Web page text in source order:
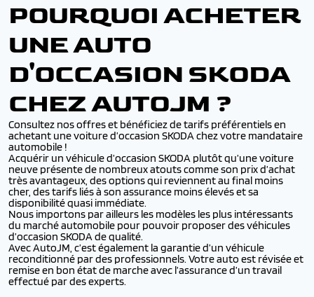
POURQUOI ACHETER
UNE AUTO
D'OCCASION SKODA
CHEZ AUTOJM ?
Consultez nos offres et bénéficiez de tarifs préférentiels en
achetant une voiture d’occasion SKODA chez votre mandataire
automobile !
Acquérir un véhicule d’occasion SKODA plutôt qu’une voiture
neuve présente de nombreux atouts comme son prix d’achat
très avantageux, des options qui reviennent au final moins
cher, des tarifs liés à son assurance moins élevés et sa
disponibilité quasi immédiate.
Nous importons par ailleurs les modèles les plus intéressants
du marché automobile pour pouvoir proposer des véhicules
d’occasion SKODA de qualité.
Avec AutoJM, c’est également la garantie d’un véhicule
reconditionné par des professionnels. Votre auto est révisée et
remise en bon état de marche avec l’assurance d’un travail
effectué par des experts.